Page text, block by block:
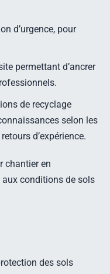
d’urgence, pour
permettant d’ancrer
de recyclage
selon les
d’expérience.
chantier en
conditions de sols
des sols